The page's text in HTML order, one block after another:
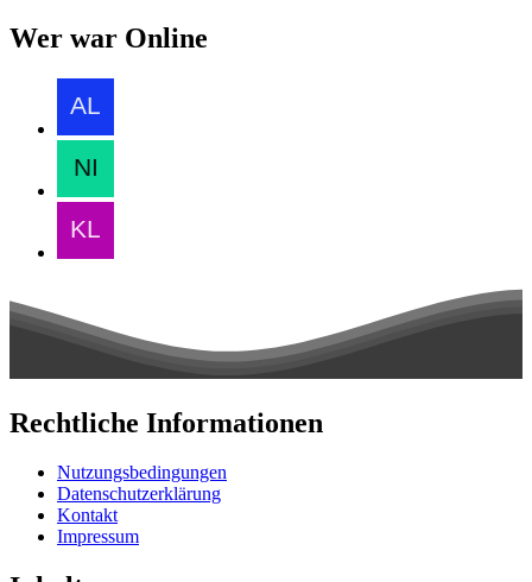
Wer war Online
Rechtliche Informationen
Nutzungsbedingungen
Datenschutzerklärung
Kontakt
Impressum